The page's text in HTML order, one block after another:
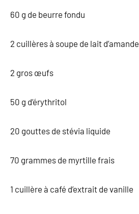
60 g de beurre fondu
2 cuillères à soupe de lait d’amande
2 gros œufs
50 g d’érythritol
20 gouttes de stévia liquide
70 grammes de myrtille frais
1 cuillère à café d’extrait de vanille